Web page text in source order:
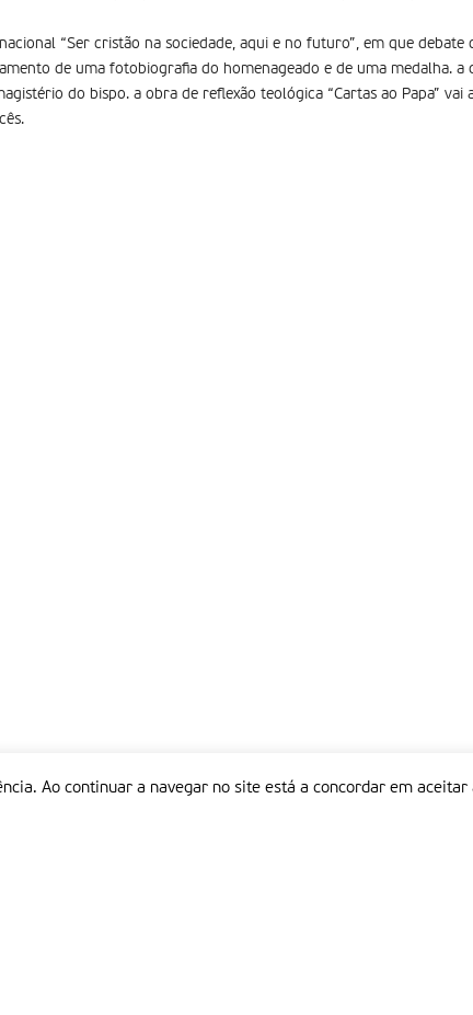
“Ser cristão na sociedade, aqui e no futuro”, em que debate
de uma fotobiografia do homenageado e de uma medalha. a
do bispo. a obra de reflexão teológica “Cartas ao Papa” vai
Ao continuar a navegar no site está a concordar em aceitar